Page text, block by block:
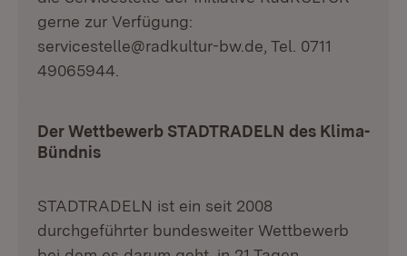
gerne zur Verfügung:
servicestelle@radkultur-bw.de, Tel. 0711
49065944.
Der Wettbewerb STADTRADELN des Klima-
Bündnis
STADTRADELN ist ein seit 2008
durchgeführter bundesweiter Wettbewerb